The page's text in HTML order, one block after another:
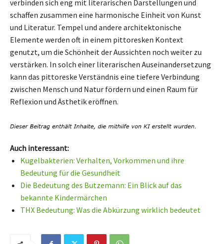
verbinden sich eng mit literarischen Darstellungen und
schaffen zusammen eine harmonische Einheit von Kunst
und Literatur. Tempel und andere architektonische
Elemente werden oft in einem pittoresken Kontext
genutzt, um die Schönheit der Aussichten noch weiter zu
verstärken. In solch einer literarischen Auseinandersetzung
kann das pittoreske Verständnis eine tiefere Verbindung
zwischen Mensch und Natur fördern und einen Raum für
Reflexion und Ästhetik eröffnen.
Auch interessant:
Kugelbakterien: Verhalten, Vorkommen und ihre
Bedeutung für die Gesundheit
Die Bedeutung des Butzemann: Ein Blick auf das
bekannte Kindermärchen
THX Bedeutung: Was die Abkürzung wirklich bedeutet